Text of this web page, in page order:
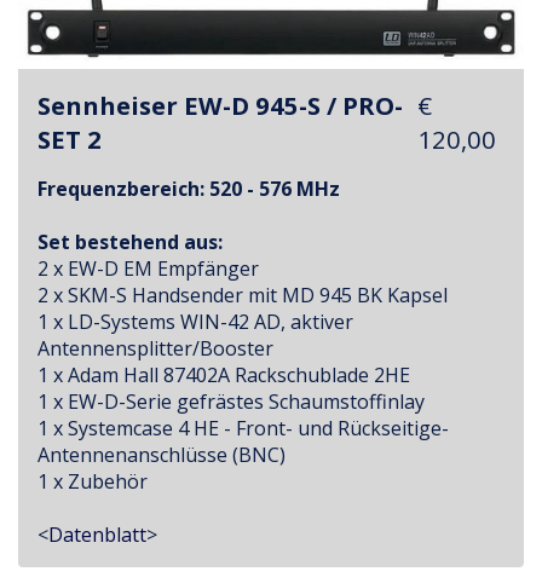
Sennheiser EW-D 945-S / PRO-
SET 2
€
120,00
Frequenzbereich: 520 - 576 MHz
Set bestehend aus:
2 x EW-D EM Empfänger
2 x SKM-S Handsender mit MD 945 BK Kapsel
1 x LD-Systems WIN-42 AD, aktiver
Antennensplitter/Booster
1 x Adam Hall 87402A Rackschublade 2HE
1 x EW-D-Serie gefrästes Schaumstoffinlay
1 x Systemcase 4 HE - Front- und Rückseitige-
Antennenanschlüsse (BNC)
1 x Zubehör
<Datenblatt>